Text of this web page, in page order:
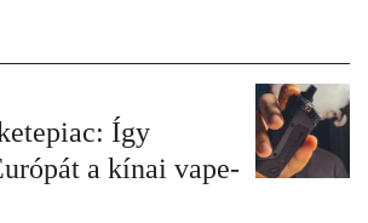
Így
a kínai vape-